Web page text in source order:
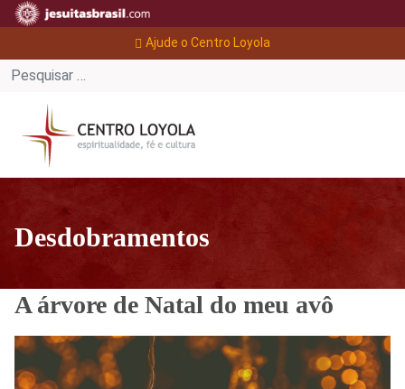
Ajude o Centro Loyola
Desdobramentos
A árvore de Natal do meu avô